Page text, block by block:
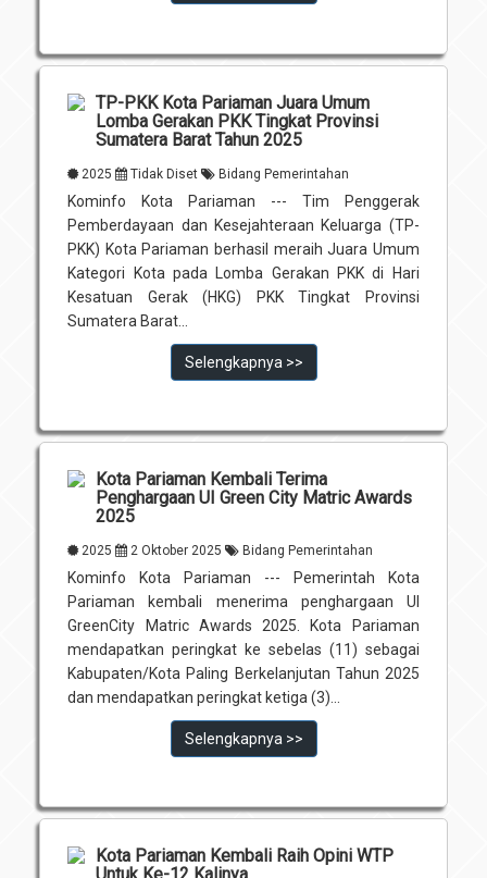
TP-PKK Kota Pariaman Juara Umum
Lomba Gerakan PKK Tingkat Provinsi
Sumatera Barat Tahun 2025
2025 Tidak Diset Bidang Pemerintahan
Kominfo Kota Pariaman --- Tim Penggerak
Pemberdayaan dan Kesejahteraan Keluarga (TP-
PKK) Kota Pariaman berhasil meraih Juara Umum
Kategori Kota pada Lomba Gerakan PKK di Hari
Kesatuan Gerak (HKG) PKK Tingkat Provinsi
Sumatera Barat...
Selengkapnya >>
Kota Pariaman Kembali Terima
Penghargaan UI Green City Matric Awards
2025
2025 2 Oktober 2025 Bidang Pemerintahan
Kominfo Kota Pariaman --- Pemerintah Kota
Pariaman kembali menerima penghargaan UI
GreenCity Matric Awards 2025. Kota Pariaman
mendapatkan peringkat ke sebelas (11) sebagai
Kabupaten/Kota Paling Berkelanjutan Tahun 2025
dan mendapatkan peringkat ketiga (3)...
Selengkapnya >>
Kota Pariaman Kembali Raih Opini WTP